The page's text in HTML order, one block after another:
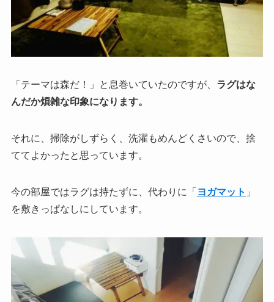
「テーマは森だ！」と息巻いていたのですが、 ラグはな
んだか煩雑な印象になります。
それに、掃除がしずらく、洗濯もめんどくさいので、捨
ててよかったと思っています。
今の部屋ではラグは持たずに、代わりに「 ヨガマット 」
を敷きっぱなしにしています。